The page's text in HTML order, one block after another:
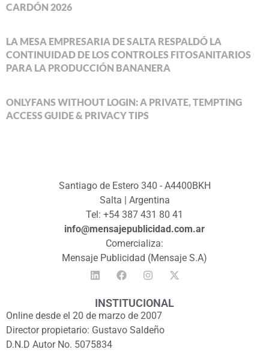
CARDÓN 2026
LA MESA EMPRESARIA DE SALTA RESPALDÓ LA
CONTINUIDAD DE LOS CONTROLES FITOSANITARIOS
PARA LA PRODUCCIÓN BANANERA
ONLYFANS WITHOUT LOGIN: A PRIVATE, TEMPTING
ACCESS GUIDE & PRIVACY TIPS
Santiago de Estero 340 - A4400BKH
Salta | Argentina
Tel: +54 387 431 80 41
info@mensajepublicidad.com.ar
Comercializa:
Mensaje Publicidad (Mensaje S.A)
INSTITUCIONAL
Online desde el 20 de marzo de 2007
Director propietario: Gustavo Saldeño
D.N.D Autor No. 5075834